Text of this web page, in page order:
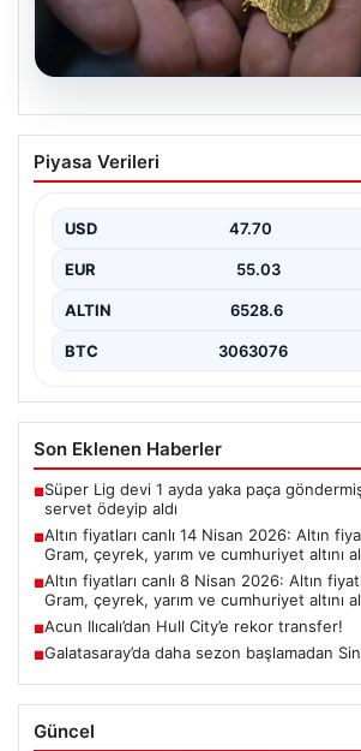
06.08.2026
Altın fiyatları canlı 14 Nisan
fiyatları ne kadar oldu?
fiyatları
Piyasa Verileri
USD 47.70
EUR 55.03
ALTIN 6528.6
BTC 3063076
Son Eklenen Haberler
■Süper Lig devi 1 ayda yaka paça
servet ödeyip aldı
■Altın fiyatları canlı 14 Nisan 2026: Altın
Gram, çeyrek, yarım ve cumhuriyet altını
■Altın fiyatları canlı 8 Nisan 2026: Altın
Gram, çeyrek, yarım ve cumhuriyet altını
■Acun Ilıcalı’dan Hull City’e rekor transfer!
■Galatasaray’da daha sezon başlamadan
Güncel